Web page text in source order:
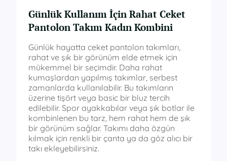
Günlük Kullanım İçin Rahat Ceket
Pantolon Takım Kadın Kombini
Günlük hayatta ceket pantolon takımları,
rahat ve şık bir görünüm elde etmek için
mükemmel bir seçimdir. Daha rahat
kumaşlardan yapılmış takımlar, serbest
zamanlarda kullanılabilir. Bu takımların
üzerine tişört veya basic bir bluz tercih
edilebilir. Spor ayakkabılar veya şık botlar ile
kombinlenen bu tarz, hem rahat hem de şık
bir görünüm sağlar. Takımı daha özgün
kılmak için renkli bir çanta ya da göz alıcı bir
takı ekleyebilirsiniz.